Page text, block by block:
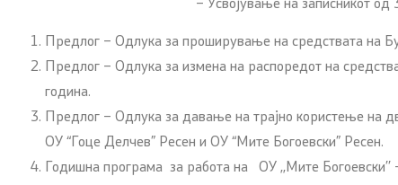
– Усвојување на записникот од
Предлог – Одлука за проширување на средствата на
Предлог – Одлука за измена на распоредот на
година.
Предлог – Одлука за давање на трајно користење на
ОУ “Гоце Делчев” Ресен и ОУ “Мите Богоевски” Ресен.
Годишна програма за работа на ОУ ,,Мите